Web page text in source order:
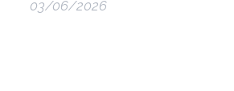
03/06/2026